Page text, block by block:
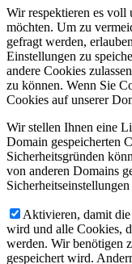
Wir respektieren es voll
möchten. Um zu
gefragt werden,
Einstellungen zu
andere Cookies
zu können. Wenn Sie
Cookies auf unserer
Wir stellen Ihnen eine
Domain gespeicherten
Sicherheitsgründen
von anderen Domains
Aktivieren, damit die
wird und alle Cookies,
werden. Wir benötigen
gespeichert wird.